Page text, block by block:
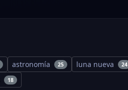
astronomía 25 luna nueva 24
18